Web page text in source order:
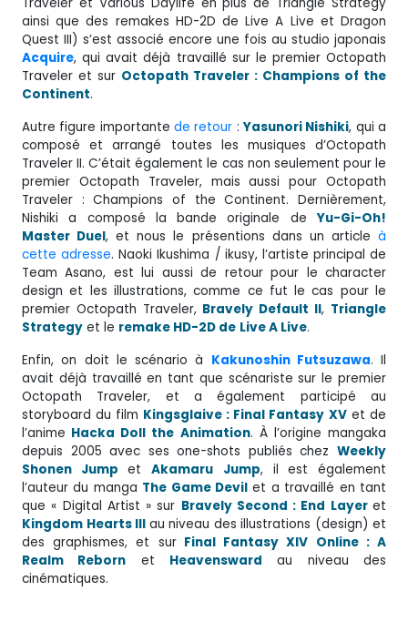
ainsi que des remakes HD-2D de Live A Live et Dragon
Quest III) s’est associé encore une fois au studio japonais
Acquire, qui avait déjà travaillé sur le premier Octopath
Traveler et sur Octopath Traveler : Champions of the
Continent.
Autre figure importante de retour :Yasunori Nishiki, qui a
composé et arrangé toutes les musiques d’Octopath
Traveler II. C’était également le cas non seulement pour le
premier Octopath Traveler, mais aussi pour Octopath
Traveler : Champions of the Continent. Dernièrement,
Nishiki a composé la bande originale de Yu-Gi-Oh!
Master Duel, et nous le présentions dans un articleà
cette adresse. Naoki Ikushima / ikusy, l’artiste principal de
Team Asano, est lui aussi de retour pour le character
design et les illustrations, comme ce fut le cas pour le
premier Octopath Traveler, Bravely Default II, Triangle
Strategy et le remake HD-2D de Live A Live.
Enfin, on doit le scénario à Kakunoshin Futsuzawa. Il
avait déjà travaillé en tant que scénariste sur le premier
Octopath Traveler, et a également participé au
storyboard du film Kingsglaive : Final Fantasy XVet de
l’anime Hacka Doll the Animation. À l’origine mangaka
depuis 2005 avec ses one-shots publiés chez Weekly
Shonen Jump etAkamaru Jump, il est également
l’auteur du manga The Game Devil et a travaillé en tant
que « Digital Artist » sur Bravely Second : End Layeret
Kingdom Hearts III au niveau des illustrations (design) et
des graphismes, et surFinal Fantasy XIV Online : A
Realm Reborn et Heavensward au niveau des
cinématiques.